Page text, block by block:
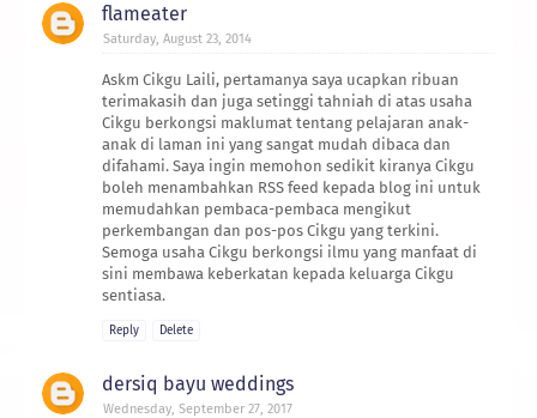
flameater
Saturday, August 23, 2014
Askm Cikgu Laili, pertamanya saya ucapkan ribuan
terimakasih dan juga setinggi tahniah di atas usaha
Cikgu berkongsi maklumat tentang pelajaran anak-
anak di laman ini yang sangat mudah dibaca dan
difahami. Saya ingin memohon sedikit kiranya Cikgu
boleh menambahkan RSS feed kepada blog ini untuk
memudahkan pembaca-pembaca mengikut
perkembangan dan pos-pos Cikgu yang terkini.
Semoga usaha Cikgu berkongsi ilmu yang manfaat di
sini membawa keberkatan kepada keluarga Cikgu
sentiasa.
Reply Delete
dersiq bayu weddings
Wednesday, September 27, 2017